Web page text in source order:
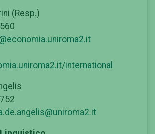
(Resp.)
international